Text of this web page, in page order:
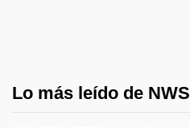
Lo más leído de NWS